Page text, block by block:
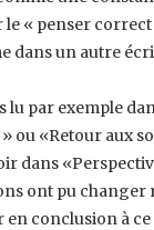
« penser correct
dans un autre
lu par exemple
ou «Retour aux
dans
ont pu changer
conclusion à